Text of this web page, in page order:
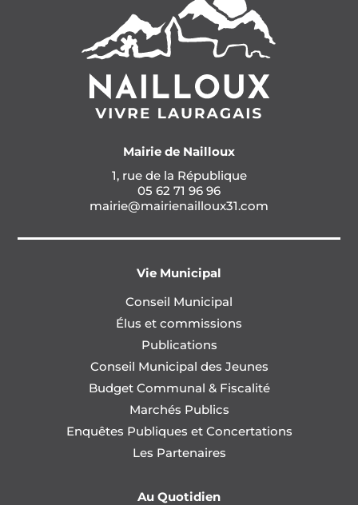
Mairie de Nailloux
1, rue de la République
05 62 71 96 96
mairie@mairienailloux31.com
Vie Municipal
Conseil Municipal
Élus et commissions
Publications
Conseil Municipal des Jeunes
Budget Communal & Fiscalité
Marchés Publics
Enquêtes Publiques et Concertations
Les Partenaires
Au Quotidien